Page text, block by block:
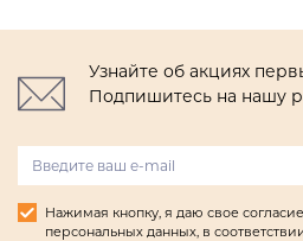
Узнайте об акциях
Подпишитесь на нашу
Нажимая кнопку, я даю свое
персональных данных, в